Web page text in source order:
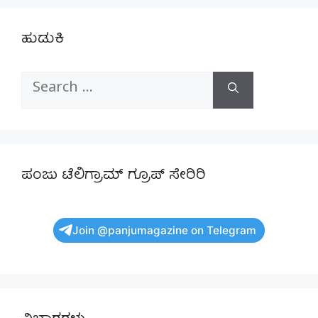
ಹುಡುಕಿ
Search
ಪಂಜು ಟೆಲಿಗ್ರಾಮ್ ಗ್ರೂಪ್ ಸೇರಿರಿ
Join @panjumagazine on Telegram